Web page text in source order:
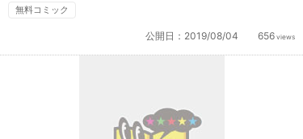
無料コミック
公開日： 2019/08/04 656 views